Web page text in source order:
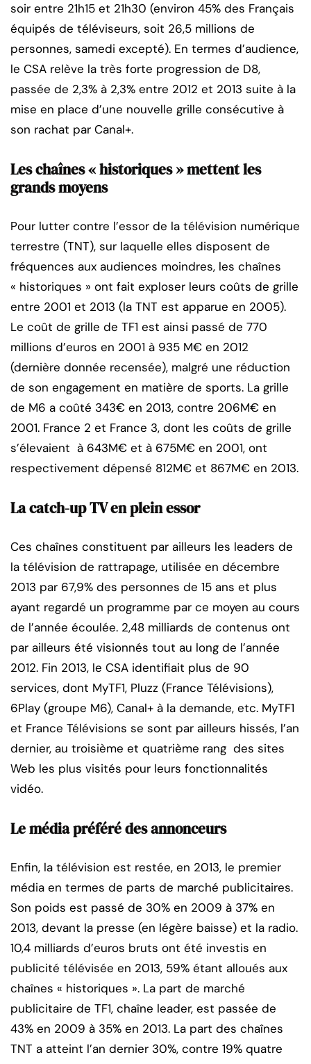
soir entre 21h15 et 21h30 (environ 45% des Français
équipés de téléviseurs, soit 26,5 millions de
personnes, samedi excepté). En termes d’audience,
le CSA relève la très forte progression de D8,
passée de 2,3% à 2,3% entre 2012 et 2013 suite à la
mise en place d’une nouvelle grille consécutive à
son rachat par Canal+.
Les chaînes « historiques » mettent les
grands moyens
Pour lutter contre l’essor de la télévision numérique
terrestre (TNT), sur laquelle elles disposent de
fréquences aux audiences moindres, les chaînes
« historiques » ont fait exploser leurs coûts de grille
entre 2001 et 2013 (la TNT est apparue en 2005).
Le coût de grille de TF1 est ainsi passé de 770
millions d’euros en 2001 à 935 M€ en 2012
(dernière donnée recensée), malgré une réduction
de son engagement en matière de sports. La grille
de M6 a coûté 343€ en 2013, contre 206M€ en
2001. France 2 et France 3, dont les coûts de grille
s’élevaient à 643M€ et à 675M€ en 2001, ont
respectivement dépensé 812M€ et 867M€ en 2013.
La catch-up TV en plein essor
Ces chaînes constituent par ailleurs les leaders de
la télévision de rattrapage, utilisée en décembre
2013 par 67,9% des personnes de 15 ans et plus
ayant regardé un programme par ce moyen au cours
de l’année écoulée. 2,48 milliards de contenus ont
par ailleurs été visionnés tout au long de l’année
2012. Fin 2013, le CSA identifiait plus de 90
services, dont MyTF1, Pluzz (France Télévisions),
6Play (groupe M6), Canal+ à la demande, etc. MyTF1
et France Télévisions se sont par ailleurs hissés, l’an
dernier, au troisième et quatrième rang des sites
Web les plus visités pour leurs fonctionnalités
vidéo.
Le média préféré des annonceurs
Enfin, la télévision est restée, en 2013, le premier
média en termes de parts de marché publicitaires.
Son poids est passé de 30% en 2009 à 37% en
2013, devant la presse (en légère baisse) et la radio.
10,4 milliards d’euros bruts ont été investis en
publicité télévisée en 2013, 59% étant alloués aux
chaînes « historiques ». La part de marché
publicitaire de TF1, chaîne leader, est passée de
43% en 2009 à 35% en 2013. La part des chaînes
TNT a atteint l’an dernier 30%, contre 19% quatre